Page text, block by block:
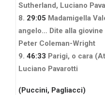
Sutherland, Luciano
8. 29:05 Madamigella
angelo… Dite alla
Peter Coleman-Wright
9. 46:33 Parigi, o cara
Luciano Pavarotti
(Puccini, Pagliacci)